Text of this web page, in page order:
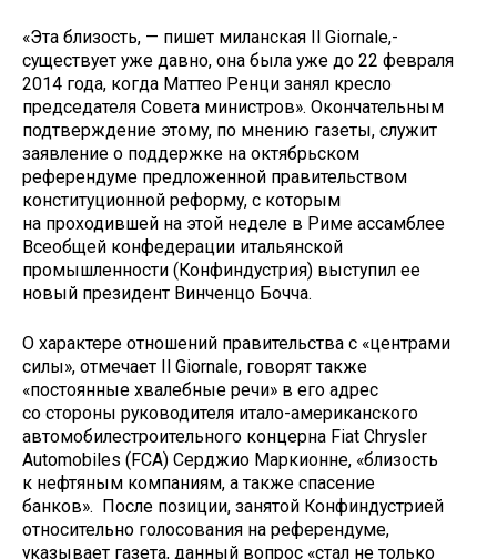
«Эта близость, — пишет миланская Il Giornale,-
существует уже давно, она была уже до 22 февраля
2014 года, когда Маттео Ренци занял кресло
председателя Совета министров». Окончательным
подтверждение этому, по мнению газеты, служит
заявление о поддержке на октябрьском
референдуме предложенной правительством
конституционной реформу, с которым
на проходившей на этой неделе в Риме ассамблее
Всеобщей конфедерации итальянской
промышленности (Конфиндустрия) выступил ее
новый президент Винченцо Бочча.
О характере отношений правительства с «центрами
силы», отмечает Il Giornale, говорят также
«постоянные хвалебные речи» в его адрес
со стороны руководителя итало-американского
автомобилестроительного концерна Fiat Chrysler
Automobiles (FCA) Серджио Маркионне, «близость
к нефтяным компаниям, а также спасение
банков». После позиции, занятой Конфиндустрией
относительно голосования на референдуме,
указывает газета, данный вопрос «стал не только